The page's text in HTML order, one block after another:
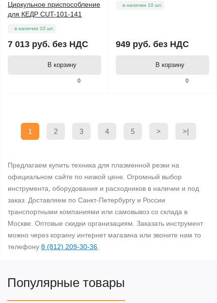
0
Циркульное приспособление
для КЕДР CUT-101-141
в наличии 10 шт.
7 013 руб. без НДС
В корзину
0
в наличии 10 шт.
949 руб. без НДС
В корзину
1 2 3 4 5 > >|
Предлагаем купить техника для плазменной резки на
официальном сайте по низкой цене. Огромный выбор
инструмента, оборудования и расходников в наличии и под
заказ. Доставляем по Санкт-Петербургу и России
транспортными компаниями или самовывоз со склада в
Москве. Оптовые скидки организациям. Заказать инструмент
можно через корзину интернет магазина или звоните нам то
телефону 8 (812) 209-30-36.
Популярные товары